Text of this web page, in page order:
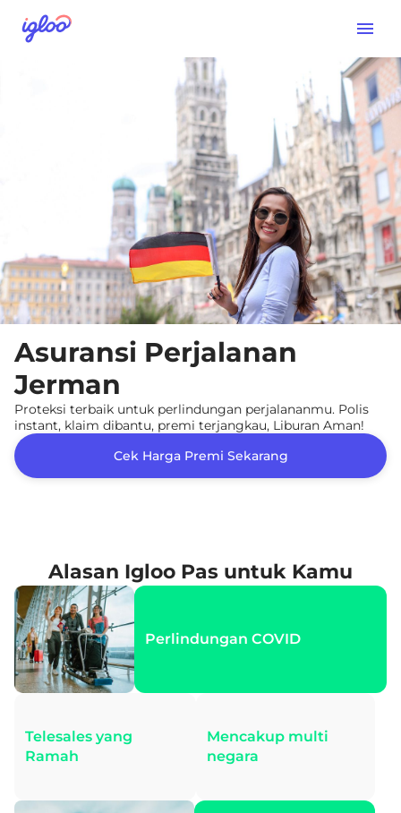
Asuransi Perjalanan
Jerman
Proteksi terbaik untuk perlindungan perjalananmu. Polis
instant, klaim dibantu, premi terjangkau, Liburan Aman!
Cek Harga Premi Sekarang
Alasan Igloo Pas untuk Kamu
Perlindungan COVID
Telesales yang
Ramah
Mencakup multi
negara